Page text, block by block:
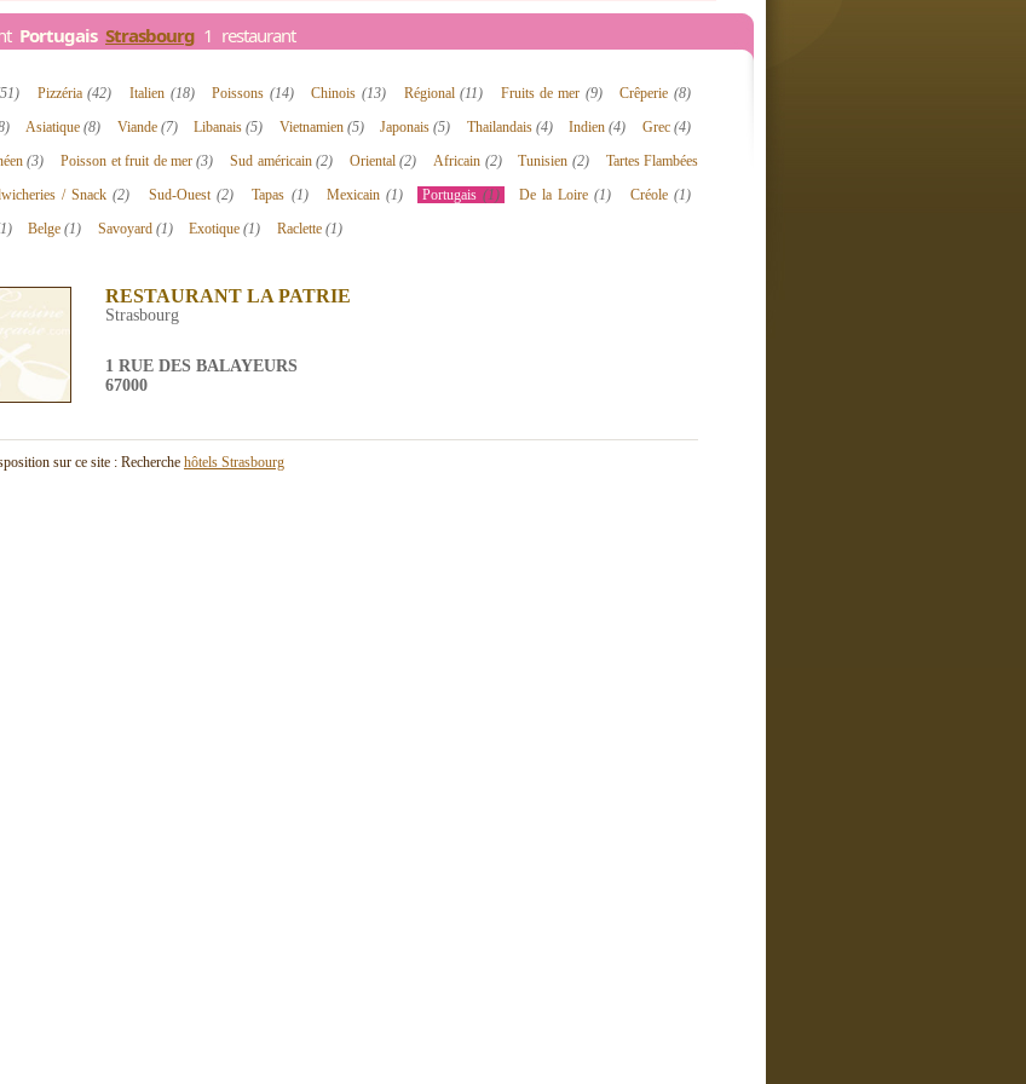
Portugais Strasbourg 1 restaurant
Pizzéria(42) Italien (18) Poissons (14) Chinois (13) Régional (11) Fruits de mer (9) Crêperie (8)
Asiatique(8) Viande (7) Libanais(5) Vietnamien (5) Japonais(5) Thailandais (4) Indien(4) Grec (4)
(3) Poisson et fruit de mer(3) Sud américain(2) Oriental(2) Africain (2) Tunisien (2)
Tartes Flambées
/ Snack(2) Sud-Ouest (2) Tapas (1) Mexicain(1) Portugais (1) De la Loire(1) Créole (1)
Belge(1) Savoyard (1) Exotique(1) Raclette (1)
RESTAURANT LA PATRIE
Strasbourg
1 RUE DES BALAYEURS
67000
sur ce site : Recherche hôtels Strasbourg